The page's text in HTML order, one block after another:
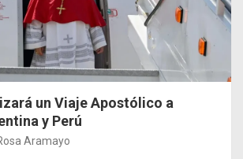
un Viaje Apostólico a
y Perú
Aramayo